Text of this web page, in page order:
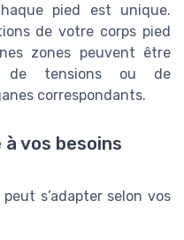
pied est unique.
de votre corps pied
zones peuvent être
de tensions ou de
correspondants.
vos besoins
s’adapter selon vos